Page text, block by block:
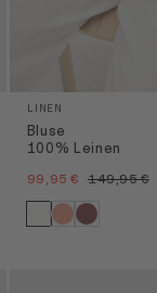
LINEN
Bluse
100% Leinen
99,95 € 149,95 €